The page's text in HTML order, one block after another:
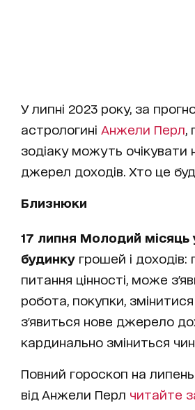
У липні 2023 року, за
астрологині Анжели Перл
зодіаку можуть очікувати
джерел доходів. Хто це
Близнюки
17 липня Молодий місяць
будинку грошей і доходів:
питання цінності, може
робота, покупки,
з'явиться нове джерело
кардинально зміниться
Повний гороскоп на
від Анжели Перл читайте